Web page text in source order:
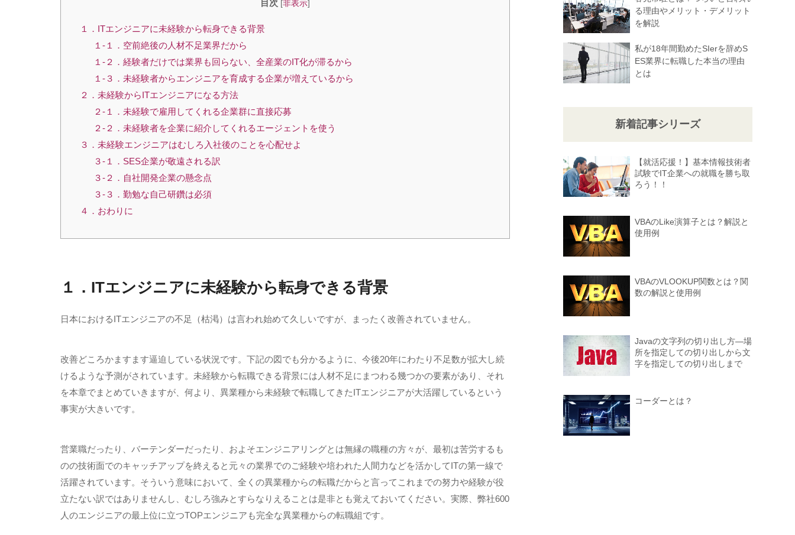
目次 [非表示]
１．ITエンジニアに未経験から転身できる背景
１-１．空前絶後の人材不足業界だから
１-２．経験者だけでは業界も回らない、全産業のIT化が滞るから
１-３．未経験者からエンジニアを育成する企業が増えているから
２．未経験からITエンジニアになる方法
２-１．未経験で雇用してくれる企業群に直接応募
２-２．未経験者を企業に紹介してくれるエージェントを使う
３．未経験エンジニアはむしろ入社後のことを心配せよ
３-１．SES企業が敬遠される訳
３-２．自社開発企業の懸念点
３-３．勤勉な自己研鑽は必須
４．おわりに
１． ITエンジニアに未経験から転身できる背景
日本におけるITエンジニアの不足（枯渇）は言われ始めて久しいですが、まったく改善されていません。
改善どころかますます逼迫している状況です。下記の図でも分かるように、今後20年にわたり不足数が拡大し続
けるような予測がされています。未経験から転職できる背景には人材不足にまつわる幾つかの要素があり、それ
を本章でまとめていきますが、何より、異業種から未経験で転職してきたITエンジニアが大活躍しているという
事実が大きいです。
営業職だったり、バーテンダーだったり、およそエンジニアリングとは無縁の職種の方々が、最初は苦労するも
のの技術面でのキャッチアップを終えると元々の業界でのご経験や培われた人間力などを活かしてITの第一線で
活躍されています。そういう意味において、全くの異業種からの転職だからと言ってこれまでの努力や経験が役
立たない訳ではありませんし、むしろ強みとすらなりえることは是非とも覚えておいてください。実際、弊社600
人のエンジニアの最上位に立つTOPエンジニアも完全な異業種からの転職組です。
る理由やメリット・デメリット
を解説
私が18年間勤めたSIerを辞めS
ES業界に転職した本当の理由
とは
新着記事シリーズ
【就活応援！】基本情報技術者
試験でIT企業への就職を勝ち取
ろう！！
VBAのLike演算子とは？解説と
使用例
VBAのVLOOKUP関数とは？関
数の解説と使用例
Javaの文字列の切り出し方―場
所を指定しての切り出しから文
字を指定しての切り出しまで
コーダーとは？